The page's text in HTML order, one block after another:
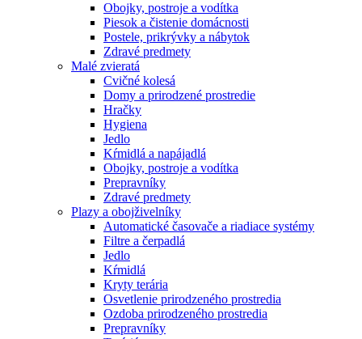
Obojky, postroje a vodítka
Piesok a čistenie domácnosti
Postele, prikrývky a nábytok
Zdravé predmety
Malé zvieratá
Cvičné kolesá
Domy a prirodzené prostredie
Hračky
Hygiena
Jedlo
Kŕmidlá a napájadlá
Obojky, postroje a vodítka
Prepravníky
Zdravé predmety
Plazy a obojživelníky
Automatické časovače a riadiace systémy
Filtre a čerpadlá
Jedlo
Kŕmidlá
Kryty terária
Osvetlenie prirodzeného prostredia
Ozdoba prirodzeného prostredia
Prepravníky